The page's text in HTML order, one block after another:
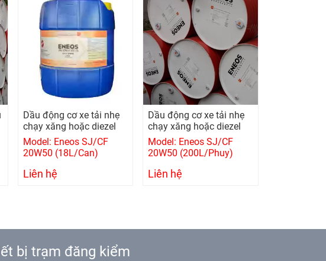
Dầu động cơ xe tải nhẹ
chạy xăng hoặc diezel
Model: Eneos SJ/CF
20W50 (18L/Can)
Liên hệ
Dầu động cơ xe tải nhẹ
chạy xăng hoặc diezel
Model: Eneos SJ/CF
20W50 (200L/Phuy)
Liên hệ
bị trạm đăng kiểm